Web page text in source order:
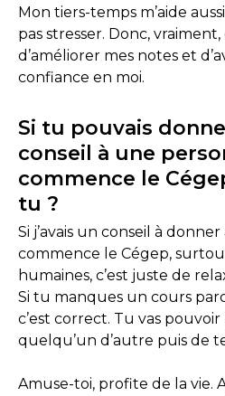
Mon tiers-temps m’aide
pas stresser. Donc, vraiment,
d’améliorer mes notes et
confiance en moi.
Si tu pouvais
conseil à une
commence le
tu ?
Si j’avais un conseil à
commence le Cégep,
humaines, c’est juste de
Si tu manques un cours
c’est correct. Tu vas
quelqu’un d’autre puis de
Amuse-toi, profite de la vie.